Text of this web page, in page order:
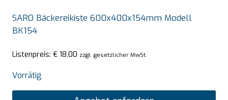
SARO Bäckereikiste 600x400x154mm Modell
BK154
Listenpreis: € 18,00 zzgl. gesetzlicher MwSt.
Vorrätig